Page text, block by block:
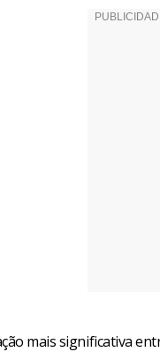
mais significativa